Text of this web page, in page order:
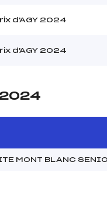
d'AGY 2024
d'AGY 2024
MONT BLANC